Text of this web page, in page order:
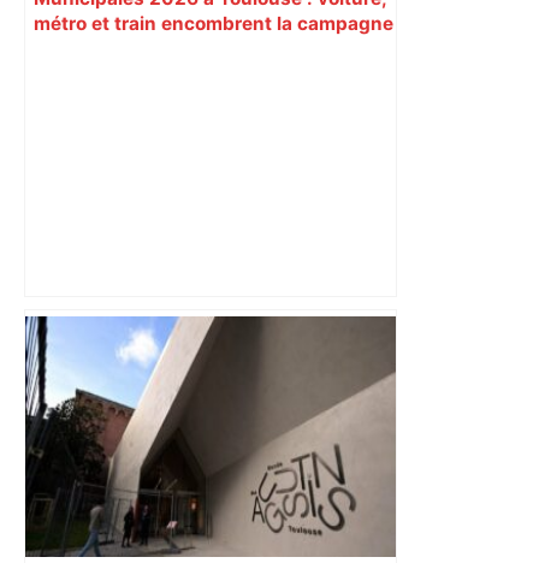
métro et train encombrent la campagne
A680 Toulouse fermée dans les 2 sens
– Radio VINCI Autoroutes